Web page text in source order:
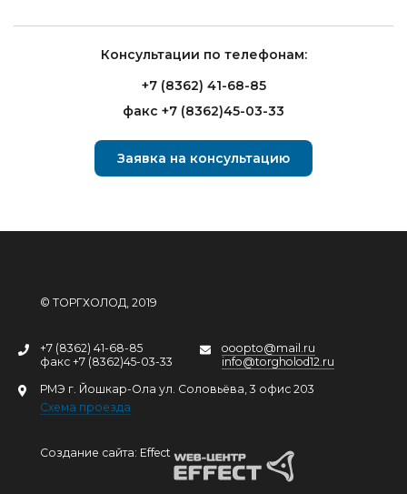
Консультации по телефонам:
+7 (8362) 41-68-85
факс +7 (8362)45-03-33
Заявка на консультацию
© ТОРГХОЛОД, 2019
+7 (8362) 41-68-85
факс +7 (8362)45-03-33
ooopto@mail.ru
info@torgholod12.ru
РМЭ г. Йошкар-Ола ул. Соловьёва, 3 офис 203
Схема проезда
Создание сайта: Effect